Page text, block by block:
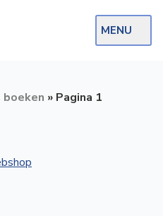
MENU
boeken » Pagina 1